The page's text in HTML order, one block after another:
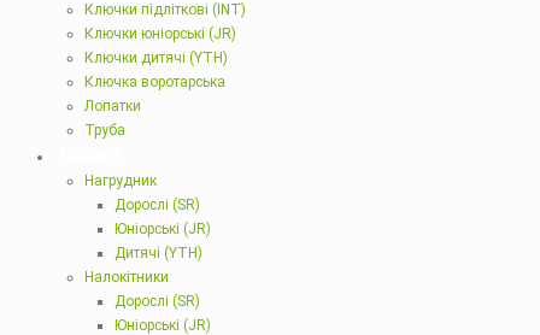
Ключки підліткові (INT)
Ключки юніорські (JR)
Ключки дитячі (YTH)
Ключка воротарська
Лопатки
Труба
Нагрудник
Дорослі (SR)
Юніорські (JR)
Дитячі (YTH)
Налокітники
Дорослі (SR)
Юніорські (JR)